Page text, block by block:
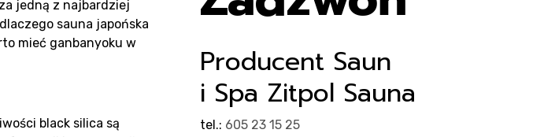
jedną z najbardziej
sauna japońska
mieć ganbanyoku w
black silica są
Producent Saun
i Spa Zitpol Sauna
tel.: 605 23 15 25